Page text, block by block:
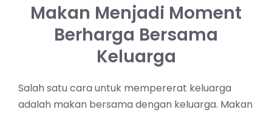
Makan Menjadi Moment
Berharga Bersama
Keluarga
Salah satu cara untuk mempererat keluarga
adalah makan bersama dengan keluarga. Makan